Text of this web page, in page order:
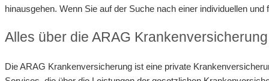
hinausgehen. Wenn Sie auf der Suche nach einer individuellen
Alles über die ARAG
Die ARAG Krankenversicherung ist eine private